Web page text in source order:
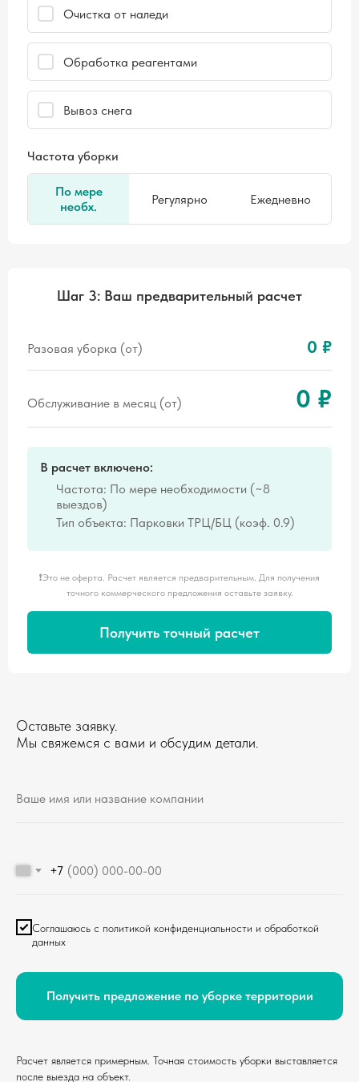
Очистка от наледи
Обработка реагентами
Вывоз снега
Частота уборки
По мере
необх.
Регулярно Ежедневно
Шаг 3: Ваш предварительный расчет
Разовая уборка (от) 0 ₽
Обслуживание в месяц (от) 0 ₽
В расчет включено:
Частота: По мере необходимости (~8
выездов)
Тип объекта: Парковки ТРЦ/БЦ (коэф. 0.9)
❗️Это не оферта. Расчет является предварительным. Для получения
точного коммерческого предложения оставьте заявку.
Получить точный расчет
Оставьте заявку.
Мы свяжемся с вами и обсудим детали.
+7
Соглашаюсь с политикой конфиденциальности и обработкой
данных
Получить предложение по уборке территории
Расчет является примерным. Точная стоимость уборки выставляется
после выезда на объект.